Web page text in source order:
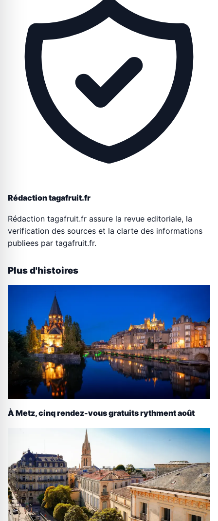
Rédaction tagafruit.fr
Rédaction tagafruit.fr assure la revue editoriale, la
verification des sources et la clarte des informations
publiees par tagafruit.fr.
Plus d'histoires
À Metz, cinq rendez-vous gratuits rythment août